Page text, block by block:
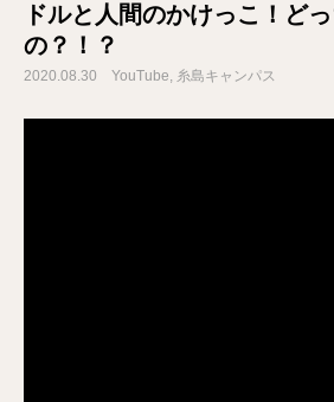
ドルと人間のかけっこ！ど
の？！？
2020.08.30 YouTube 糸島キャンパス